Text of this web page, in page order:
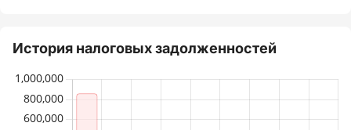
История налоговых задолженностей